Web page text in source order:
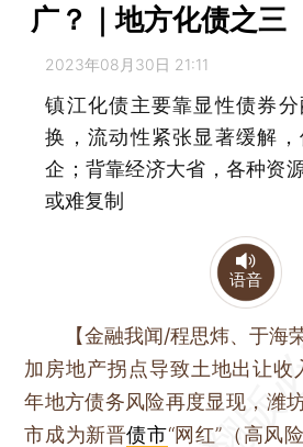
广？｜地方化债之三
2023年08月30日 21:11
镇江化债主要靠显性债券
换，流动性紧张显著缓解
企；背靠经济大省，各种资
或难复制
语音
【金融我闻/程思炜、于海荣
加房地产拐点导致土地出让
年地方债务风险再度显现，潍
市成为新晋债市“网红”（高风